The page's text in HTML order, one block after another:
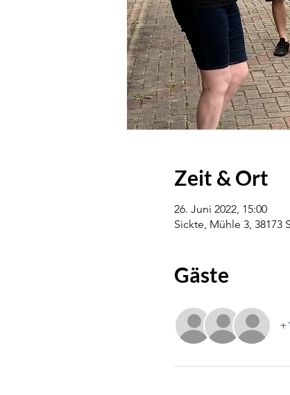
Zeit & Ort
26. Juni 2022, 15:00
Sickte, Mühle 3, 38173
Gäste